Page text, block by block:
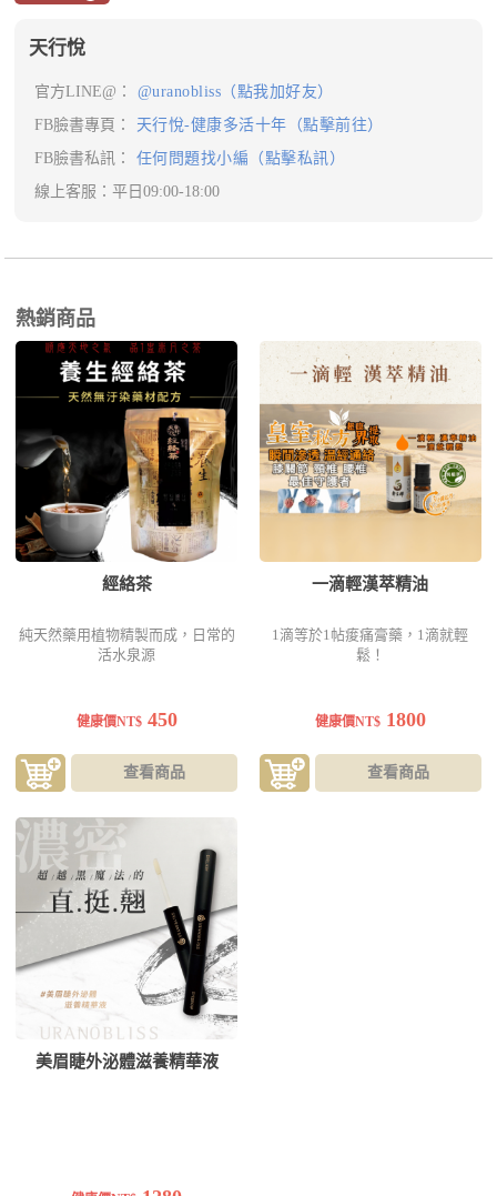
天行悅
官方LINE@：
@uranobliss（點我加好友）
FB臉書專頁：
天行悅-健康多活十年（點擊前往）
FB臉書私訊：
任何問題找小編（點擊私訊）
線上客服：平日09:00-18:00
熱銷商品
經絡茶
純天然藥用植物精製而成，日常的
活水泉源
健康價NT$450
查看商品
一滴輕漢萃精油
1滴等於1帖痠痛膏藥，1滴就輕
鬆！
健康價NT$1800
查看商品
美眉睫外泌體滋養精華液